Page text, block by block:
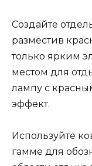
Создайте
разместив
только ярким
местом для
лампу с
эффект.
Используйте
гамме для